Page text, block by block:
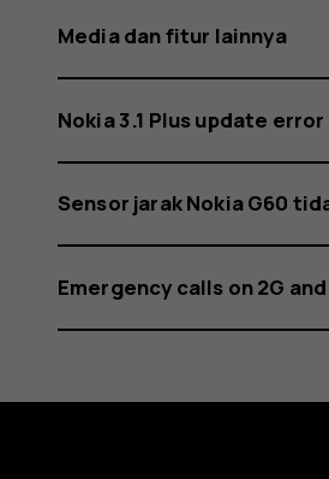
Media dan fitur lainnya
Nokia 3.1 Plus update error
Sensor jarak Nokia G60
Emergency calls on 2G